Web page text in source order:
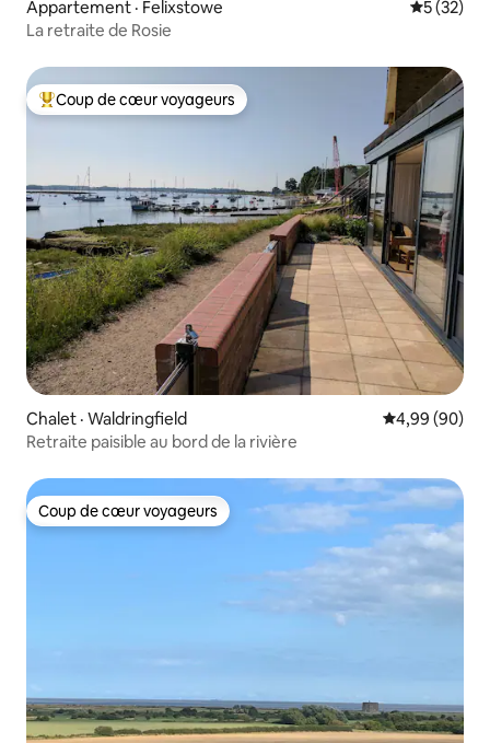
Appartement · Felixstowe Note
5 (32)
La retraite de Rosie
Coup de cœur voyageurs parmi les plus aimés
Coup de cœur voyageurs
Chalet · Waldringfield Note
4,99 (90)
Retraite paisible au bord de la rivière
Coup de cœur voyageurs
Coup de cœur voyageurs